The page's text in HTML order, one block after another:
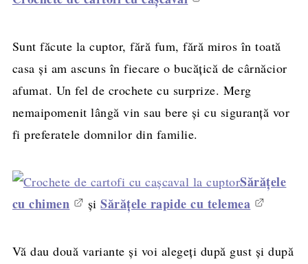
Sunt făcute la cuptor, fără fum, fără miros în toată
casa şi am ascuns în fiecare o bucăţică de cârnăcior
afumat. Un fel de crochete cu surprize. Merg
nemaipomenit lângă vin sau bere şi cu siguranţă vor
fi preferatele domnilor din familie.
Sărăţele
cu chimen
şiSărăţele rapide cu telemea
Vă dau două variante şi voi alegeţi după gust şi după